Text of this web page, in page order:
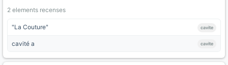
2 elements recenses
"La Couture" cavite
cavité a cavite